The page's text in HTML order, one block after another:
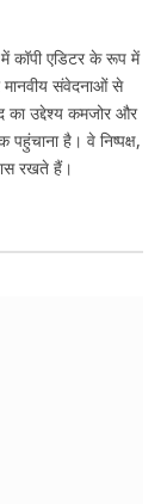
कॉपी एडिटर के रूप में
मानवीय संवेदनाओं से
उद्देश्य कमजोर और
है। वे निष्पक्ष,
रखते हैं।